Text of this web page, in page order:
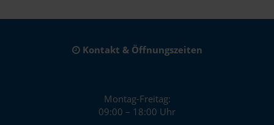
Kontakt & Öffnungszeiten
Montag-Freitag:
09:00 – 18:00 Uhr